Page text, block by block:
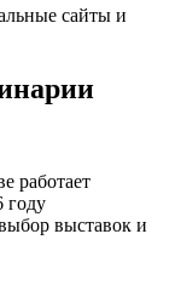
сайты и
работает
году
выставок и